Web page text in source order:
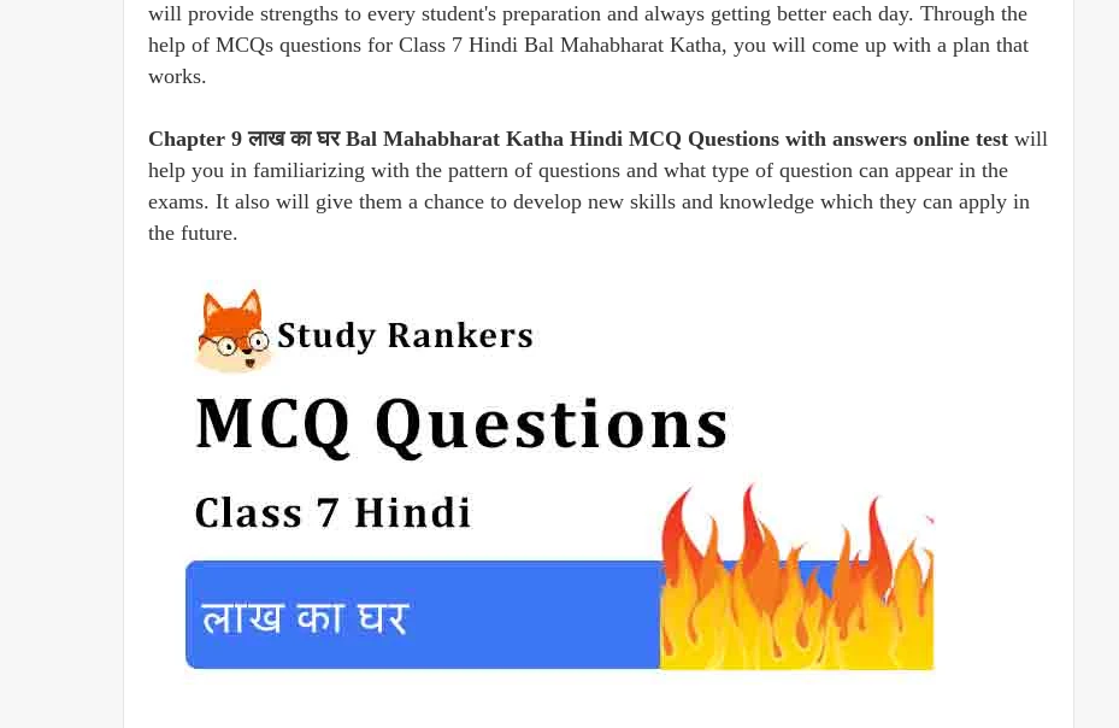
will provide strengths to every student's preparation and always getting better each day. Through the
help of MCQs questions for Class 7 Hindi Bal Mahabharat Katha, you will come up with a plan that
works.
Chapter 9 लाख का घर Bal Mahabharat Katha Hindi MCQ Questions with answers online test will
help you in familiarizing with the pattern of questions and what type of question can appear in the
exams. It also will give them a chance to develop new skills and knowledge which they can apply in
the future.